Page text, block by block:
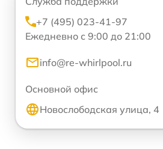
+7 (495) 023-41-97
Ежедневно с 9:00 до 21:00
info@re-whirlpool.ru
Основной офис
Новослободская улица, 4